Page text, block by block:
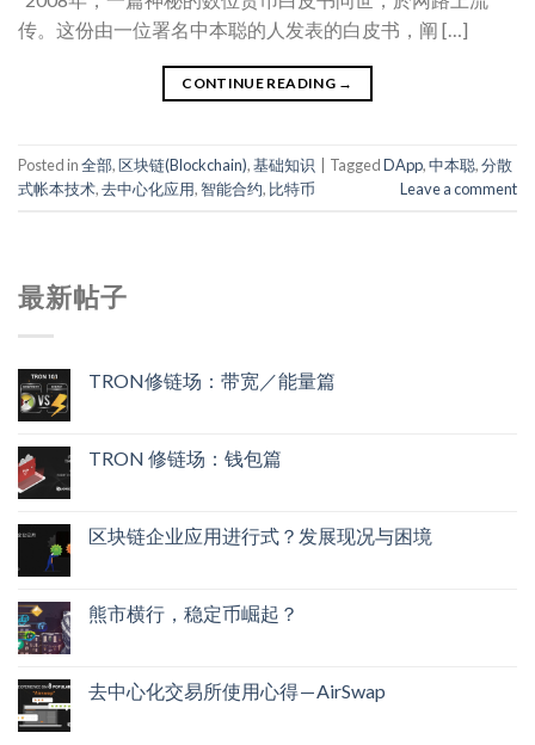
传。这份由一位署名中本聪的人发表的白皮书，阐 […]
CONTINUE READING →
Posted in全部,区块链(Blockchain),基础知识 TaggedDApp,中本聪,分散
式帐本技术,去中心化应用,智能合约, 比特币 Leave a comment
最新帖子
TRON修链场：带宽／能量篇
TRON 修链场：钱包篇
区块链企业应用进行式？发展现况与困境
熊市横行，稳定币崛起？
去中心化交易所使用心得 — AirSwap